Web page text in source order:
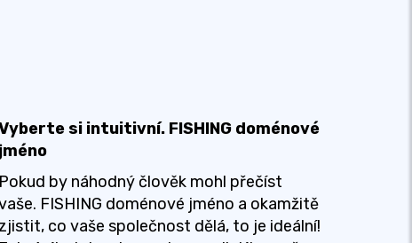
si intuitivní. FISHING doménové
jméno
Pokud by náhodný člověk mohl přečíst
FISHING doménové jméno a okamžitě
zjistit, co vaše společnost dělá, to je ideální!